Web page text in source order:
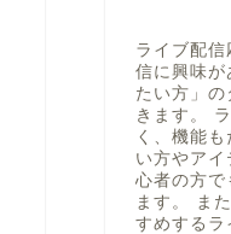
ライブ配
信に興味が
たい方」
きます。
く、機能
い方やア
心者の方で
ます。 ま
すめするラ